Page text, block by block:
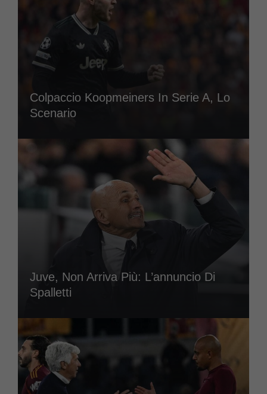
Colpaccio Koopmeiners In Serie A, Lo
Scenario
Juve, Non Arriva Più: L’annuncio Di
Spalletti